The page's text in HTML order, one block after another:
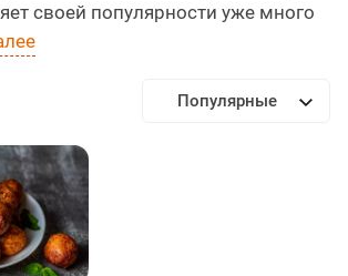
своей популярности уже много
Популярные